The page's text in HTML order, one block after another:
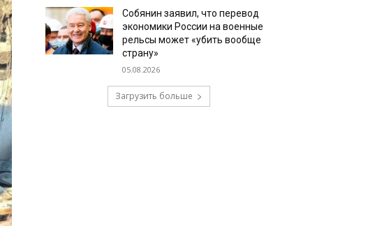
Собянин заявил, что перевод
экономики России на военные
рельсы может «убить вообще
страну»
05.08.2026
Загрузить больше